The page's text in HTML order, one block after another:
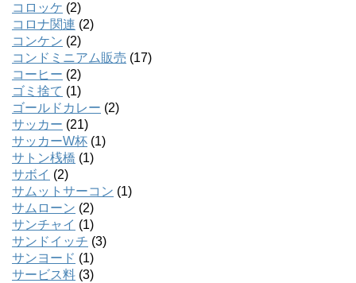
コロッケ (2)
コロナ関連 (2)
コンケン (2)
コンドミニアム販売 (17)
コーヒー (2)
ゴミ捨て (1)
ゴールドカレー (2)
サッカー (21)
サッカーW杯 (1)
サトン桟橋 (1)
サボイ (2)
サムットサーコン (1)
サムローン (2)
サンチャイ (1)
サンドイッチ (3)
サンヨード (1)
サービス料 (3)